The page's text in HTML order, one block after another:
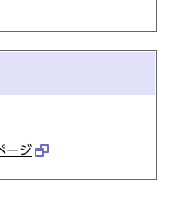
ージ